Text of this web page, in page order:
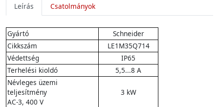
Leírás Csatolmányok
Gyártó
Schneider
Cikkszám
LE1M35Q714
Védettség
IP65
Terhelési kioldó
5,5...8 A
Névleges üzemi
teljesítmény
AC-3, 400 V
3 kW